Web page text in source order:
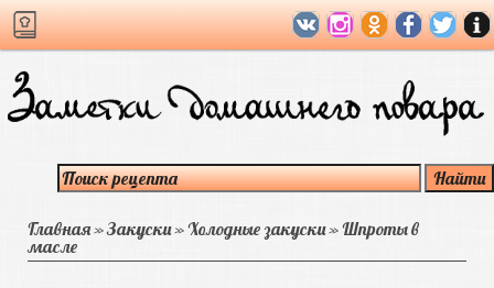
Главная»Закуски»Холодные закуски»Шпроты в
масле